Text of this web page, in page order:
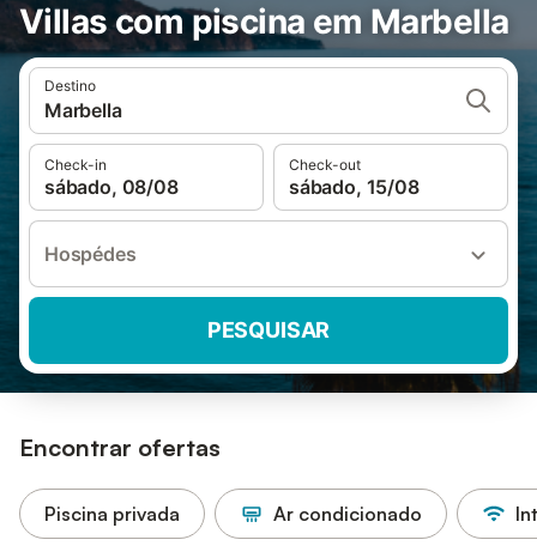
Villas com piscina em Marbella
Destino
Marbella
Check-in
sábado, 08/08
Check-out
sábado, 15/08
Hospédes
PESQUISAR
Encontrar ofertas
Piscina privada Ar condicionado